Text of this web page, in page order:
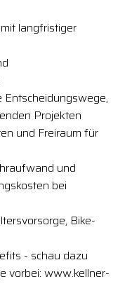
​​langfristiger
Entscheidungswege,
Projekten
und Freiraum für
und
bei
Bike-
- schau dazu
vorbei: www.kellner-